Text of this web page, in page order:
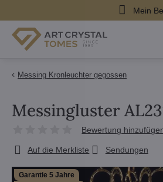
Mein
Messing Kronleuchter gegossen
Garantie 5 Jahre
Messingluster
Bewertung
Auf die Merkliste Sendungen